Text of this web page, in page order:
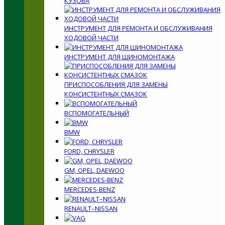
ИНСТРУМЕНТ ДЛЯ РЕМОНТА И ОБСЛУЖИВАНИЯ
ХОДОВОЙ ЧАСТИ
ИНСТРУМЕНТ ДЛЯ ШИНОМОНТАЖА
ПРИСПОСОБЛЕНИЯ ДЛЯ ЗАМЕНЫ
КОНСИСТЕНТНЫХ СМАЗОК
ВСПОМОГАТЕЛЬНЫЙ
BMW
FORD, CHRYSLER
GM, OPEL, DAEWOO
MERCEDES-BENZ
RENAULT–NISSAN